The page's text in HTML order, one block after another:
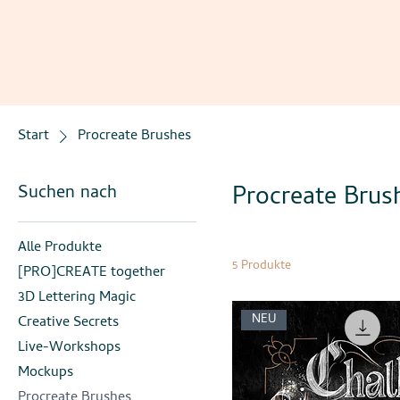
Start Procreate Brushes
Suchen nach
Alle Produkte
[PRO]CREATE together
3D Lettering Magic
Creative Secrets
Live-Workshops
Mockups
Procreate
5 Produkte
NEU